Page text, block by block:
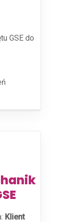
GSE do
Klient